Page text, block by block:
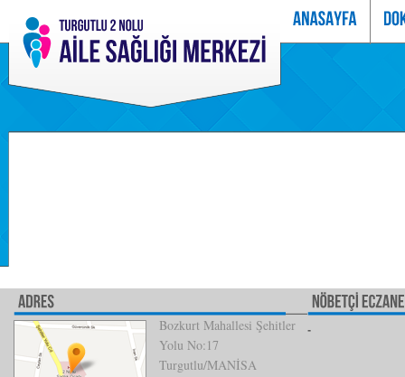
Bozkurt Mahallesi Şehitler
Yolu No:17
Turgutlu/MANİSA